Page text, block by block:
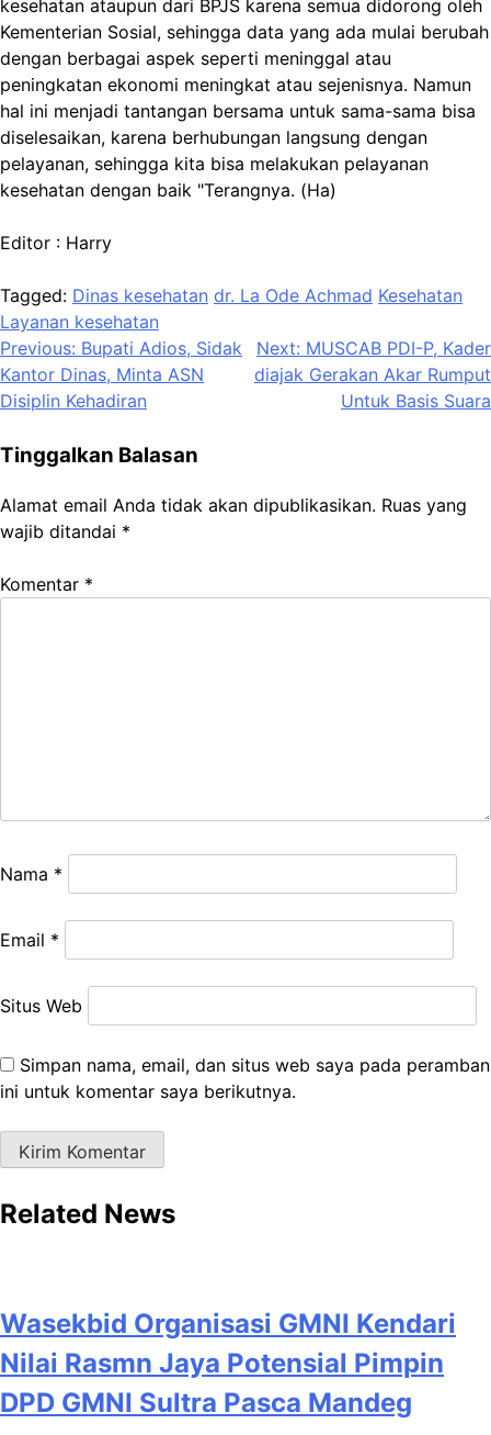
kesehatan ataupun dari BPJS karena semua didorong oleh
Kementerian Sosial, sehingga data yang ada mulai berubah
dengan berbagai aspek seperti meninggal atau
peningkatan ekonomi meningkat atau sejenisnya. Namun
hal ini menjadi tantangan bersama untuk sama-sama bisa
diselesaikan, karena berhubungan langsung dengan
pelayanan, sehingga kita bisa melakukan pelayanan
kesehatan dengan baik "Terangnya. (Ha)
Editor : Harry
Tagged: Dinas kesehatan dr. La Ode Achmad Kesehatan
Layanan kesehatan
Navigasi
pos
Previous: Bupati Adios, Sidak
Kantor Dinas, Minta ASN
Disiplin Kehadiran
Next: MUSCAB PDI-P, Kader
diajak Gerakan Akar Rumput
Untuk Basis Suara
Tinggalkan Balasan
Alamat email Anda tidak akan dipublikasikan. Ruas yang
wajib ditandai *
Komentar *
Nama *
Email *
Situs Web
Simpan nama, email, dan situs web saya pada peramban
ini untuk komentar saya berikutnya.
Related News
Wasekbid Organisasi GMNI Kendari
Nilai Rasmn Jaya Potensial Pimpin
DPD GMNI Sultra Pasca Mandeg